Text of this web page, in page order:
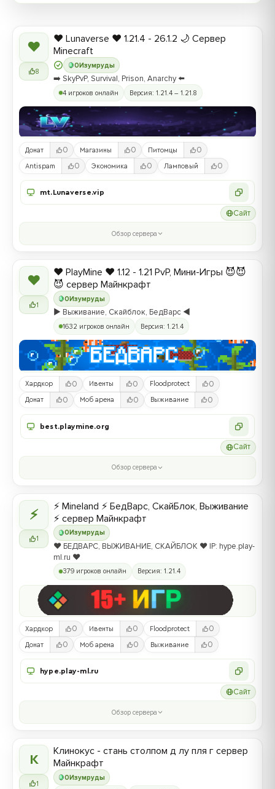
❤
8
0Изумруды
❤️ Lunaverse ❤️ 1.21.4 - 26.1.2 🌙 Сервер
Minecraft
➡️ SkyPvP, Survival, Prison, Anarchy ⬅️
4 игроков онлайн Версия: 1.21.4 – 1.21.8
Донат 0 Магазины 0 Питомцы 0
Antispam 0 Экономика 0 Ламповый 0
mt.Lunaverse.vip
Сайт
Обзор сервера
❤
1
0Изумруды
❤️ PlayMine ❤️ 1.12 - 1.21 PvP, Мини-Игры 😈😈
😈 сервер Майнкрафт
▶️ Выживание, Скайблок, БедВарс ◀️
1632 игроков онлайн Версия: 1.21.4
Хардкор 0 Ивенты 0 Floodprotect 0
Донат 0 Моб арена 0 Выживание 0
best.playmine.org
Сайт
Обзор сервера
⚡
1
0 Изумруды
⚡ Mineland ⚡ БедВарс, СкайБлок, Выживание
⚡ сервер Майнкрафт
❤️ БЕДВАРС, ВЫЖИВАНИЕ, СКАЙБЛОК ❤️ IP: hype.play-
ml.ru ❤️
379 игроков онлайн Версия: 1.21.4
Хардкор 0 Ивенты 0 Floodprotect 0
Донат 0 Моб арена 0 Выживание 0
hype.play-ml.ru
Сайт
Обзор сервера
К
1
0Изумруды
Клинокус - стань столпом д лу пля г сервер
Майнкрафт